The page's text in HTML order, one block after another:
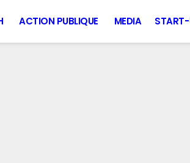
ACTION PUBLIQUE MEDIA START-